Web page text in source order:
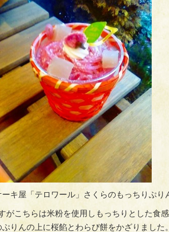
キ屋「テロワール」さくらのもっちりぷり
がこちらは米粉を使用しもっちりとした食
ぷりんの上に桜餡とわらび餅をかざりました。